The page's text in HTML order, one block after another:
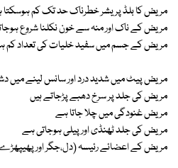
مریض کا بلڈ پریشر خطرناک حد تک کم
مریض کے ناک اور منہ سے خون نکلنا شروع
مریض کے جسم میں سفید خلیات کی تعداد کم
مریض پیٹ میں شدید درد اور سانس لینے میں
مریض کی جلد پر سرخ دھبے پڑجاتے ہیں
مریض غنودگی میں چلا جاتا ہے
مریض کی جلد ٹھنڈی اور پیلی ہوجاتی ہے
مریض کے اعضائے رئیسہ (دل،جگر اور